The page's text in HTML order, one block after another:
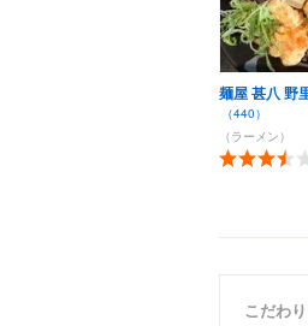
麺屋 甚八 野
（440）
（ラーメン）
こだわ